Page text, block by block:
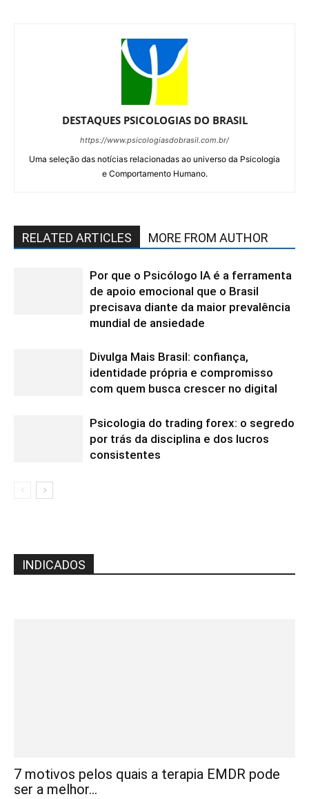
DESTAQUES PSICOLOGIAS DO BRASIL
https://www.psicologiasdobrasil.com.br/
Uma seleção das notícias relacionadas ao universo da Psicologia
e Comportamento Humano.
RELATED ARTICLES MORE FROM AUTHOR
Por que o Psicólogo IA é a ferramenta
de apoio emocional que o Brasil
precisava diante da maior prevalência
mundial de ansiedade
Divulga Mais Brasil: confiança,
identidade própria e compromisso
com quem busca crescer no digital
Psicologia do trading forex: o segredo
por trás da disciplina e dos lucros
consistentes
INDICADOS
7 motivos pelos quais a terapia EMDR pode
ser a melhor...